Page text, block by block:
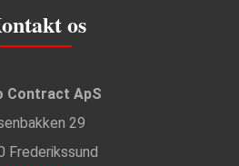
os
Contract ApS
29
Frederikssund